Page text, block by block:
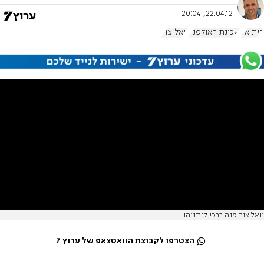
22.04.12, 20:04
בית אל שכונת האולפנה יואל צור
יואל צור פנה בבכי לנתניהו
הצטרפו לקבוצת הוואטצאפ של ערוץ 7